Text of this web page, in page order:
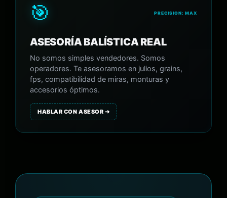
🎯 PRECISION: MAX
ASESORÍA BALÍSTICA REAL
No somos simples vendedores. Somos
operadores. Te asesoramos en julios, grains,
fps, compatibilidad de miras, monturas y
accesorios óptimos.
HABLAR CON ASESOR ➔